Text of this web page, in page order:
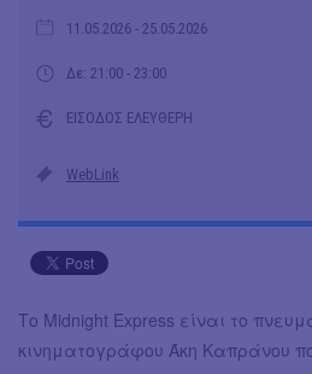
11.05.2026 - 25.05.2026
Δε: 21:00 - 23:00
ΕΙΣΟΔΟΣ ΕΛΕΥΘΕΡΗ
WebLink
Το Midnight Express είναι το
κινηματογράφου Άκη Καπράνου